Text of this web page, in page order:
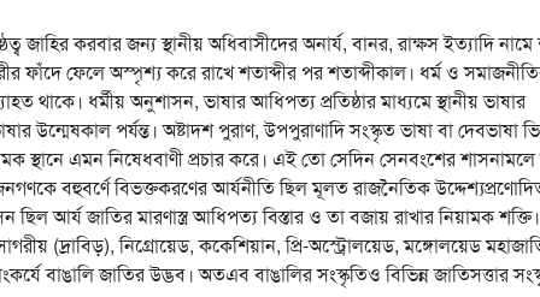
জাহির করবার জন্য স্থানীয় অধিবাসীদের অনার্য, বানর, রাক্ষস ইত্যাদি নামে
ফাঁদে ফেলে অস্পৃশ্য করে রাখে শতাব্দীর পর শতাব্দীকাল। ধর্ম ও
থাকে। ধর্মীয় অনুশাসন, ভাষার আধিপত্য প্রতিষ্ঠার মাধ্যমে স্থানীয় ভাষার
উন্মেষকাল পর্যন্ত। অষ্টাদশ পুরাণ, উপপুরাণাদি সংস্কৃত ভাষা বা দেবভাষা
স্থানে এমন নিষেধবাণী প্রচার করে। এই তো সেদিন সেনবংশের শাসনামলে
বহুবর্ণে বিভক্তকরণের আর্যনীতি ছিল মূলত রাজনৈতিক
আর্য জাতির মারণাস্ত্র আধিপত্য বিস্তার ও তা বজায় রাখার নিয়ামক শক্তি।
(দ্রাবিড়), নিগ্রোয়েড, ককেশিয়ান, প্রি-অস্ট্রোলয়েড, মঙ্গোলয়েড
বাঙালি জাতির উদ্ভব। অতএব বাঙালির সংস্কৃতিও বিভিন্ন জাতিসত্তার